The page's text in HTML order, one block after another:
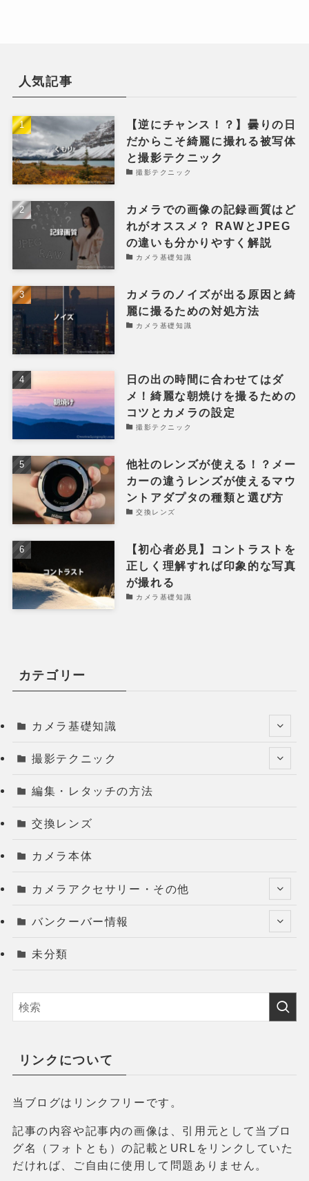
人気記事
【逆にチャンス！？】曇りの日
だからこそ綺麗に撮れる被写体
と撮影テクニック
撮影テクニック
カメラでの画像の記録画質はど
れがオススメ？ RAWとJPEG
の違いも分かりやすく解説
カメラ基礎知識
カメラのノイズが出る原因と綺
麗に撮るための対処方法
カメラ基礎知識
日の出の時間に合わせてはダ
メ！綺麗な朝焼けを撮るための
コツとカメラの設定
撮影テクニック
他社のレンズが使える！？メー
カーの違うレンズが使えるマウ
ントアダプタの種類と選び方
交換レンズ
【初心者必見】コントラストを
正しく理解すれば印象的な写真
が撮れる
カメラ基礎知識
カテゴリー
カメラ基礎知識
撮影テクニック
編集・レタッチの方法
交換レンズ
カメラ本体
カメラアクセサリー・その他
バンクーバー情報
未分類
リンクについて
当ブログはリンクフリーです。
記事の内容や記事内の画像は、引用元として当ブロ
グ名（フォトとも）の記載とURLをリンクしていた
だければ、ご自由に使用して問題ありません。